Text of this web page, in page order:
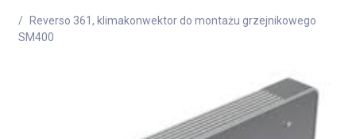
Reverso 361, klimakonwektor do montażu grzejnikowego
SM400